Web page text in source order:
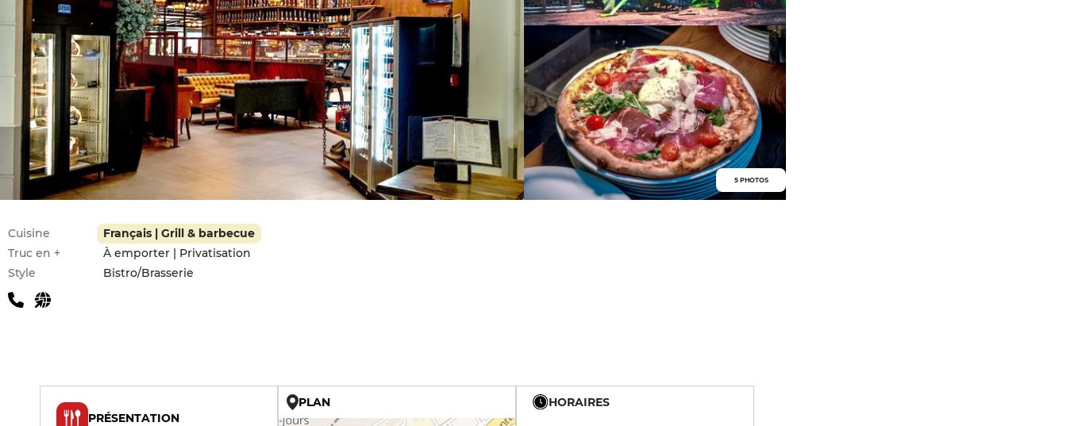
5 PHOTOS
Infos pratiques
Cuisine
Français | Grill & barbecue
Truc en +
À emporter | Privatisation
Style
Bistro/Brasserie
PRÉSENTATION
PLAN HORAIRES